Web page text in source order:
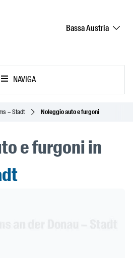
Bassa Austria
NAVIGA
– Stadt Noleggio auto e furgoni
e furgoni in